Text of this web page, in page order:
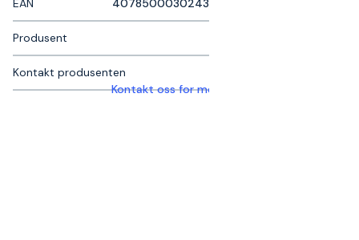
EAN 4078500030243
Produsent
Kontakt produsenten
Kontakt oss for mer informasjon